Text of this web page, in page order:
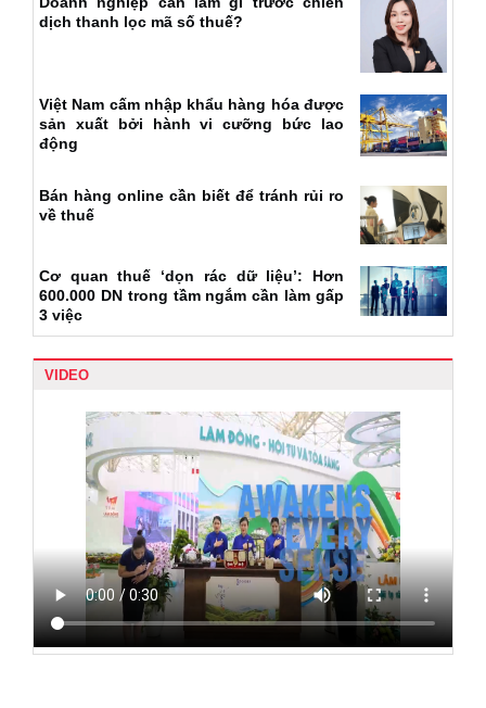
dịch thanh lọc mã số thuế?
Việt Nam cấm nhập khẩu hàng hóa được
sản xuất bởi hành vi cưỡng bức lao
động
Bán hàng online cần biết để tránh rủi ro
về thuế
Cơ quan thuế ‘dọn rác dữ liệu’: Hơn
600.000 DN trong tầm ngắm cần làm gấp
3 việc
VIDEO